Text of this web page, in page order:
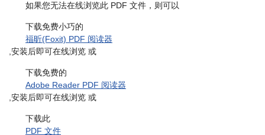
如果您无法在线浏览此 PDF 文件，则可以
下载免费小巧的
福昕(Foxit) PDF 阅读器
,安装后即可在线浏览 或
下载免费的
Adobe Reader PDF 阅读器
,安装后即可在线浏览 或
下载此
PDF 文件